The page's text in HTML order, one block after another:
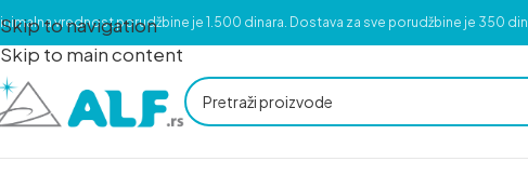
Skip to navigation
Skip to main content
vrednost porudžbine je 1.500 dinara. Dostava za sve porudžbine je 350